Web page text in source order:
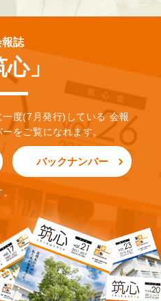
報誌
」
度(7月発行)している 会報
をご覧になれます。
バックナンバー